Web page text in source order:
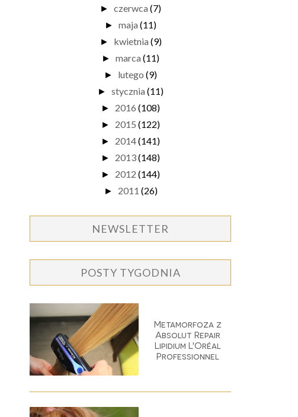
► czerwca (7)
► maja (11)
► kwietnia (9)
► marca (11)
► lutego (9)
► stycznia (11)
► 2016 (108)
► 2015 (122)
► 2014(141)
► 2013(148)
► 2012 (144)
► 2011 (26)
NEWSLETTER
POSTY TYGODNIA
Metamorfoza z
Absolut Repair
Lipidium L'Oréal
Professionnel